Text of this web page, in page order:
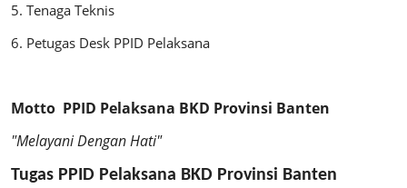
5. Tenaga Teknis
6. Petugas Desk PPID Pelaksana
Motto PPID Pelaksana BKD Provinsi Banten
"Melayani Dengan Hati"
Tugas PPID Pelaksana BKD Provinsi Banten